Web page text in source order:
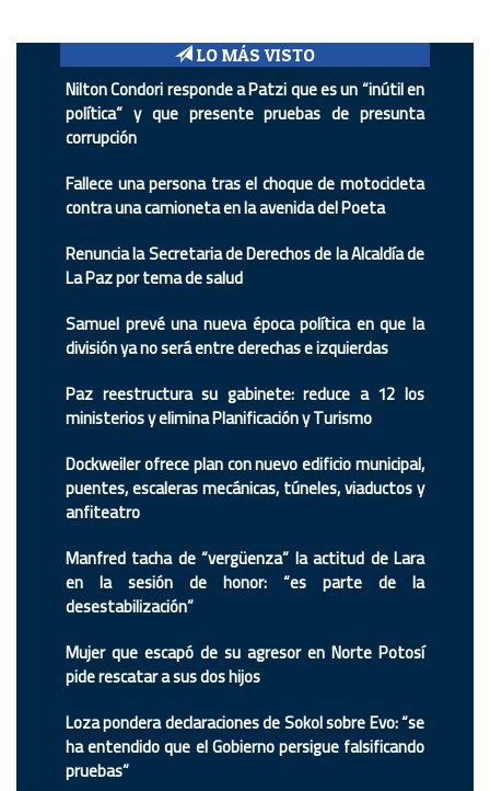
LO MÁS VISTO
Nilton Condori responde a Patzi que es un “inútil en
política” y que presente pruebas de presunta
corrupción
Fallece una persona tras el choque de motocicleta
contra una camioneta en la avenida del Poeta
Renuncia la Secretaria de Derechos de la Alcaldía de
La Paz por tema de salud
Samuel prevé una nueva época política en que la
división ya no será entre derechas e izquierdas
Paz reestructura su gabinete: reduce a 12 los
ministerios y elimina Planificación y Turismo
Dockweiler ofrece plan con nuevo edificio municipal,
puentes, escaleras mecánicas, túneles, viaductos y
anfiteatro
Manfred tacha de “vergüenza” la actitud de Lara
en la sesión de honor: “es parte de la
desestabilización”
Mujer que escapó de su agresor en Norte Potosí
pide rescatar a sus dos hijos
Loza pondera declaraciones de Sokol sobre Evo: “se
ha entendido que el Gobierno persigue falsificando
pruebas”